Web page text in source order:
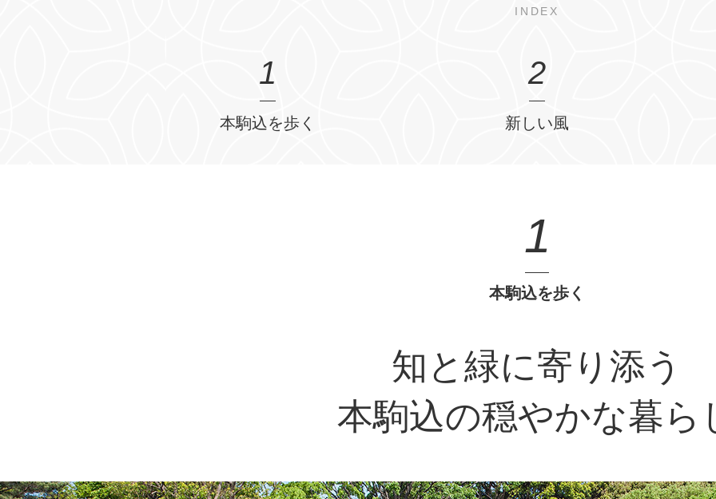
INDEX
1
本駒込を歩く
2
新しい風
1
本駒込を歩く
知と緑に寄り添う
本駒込の穏やかな暮ら